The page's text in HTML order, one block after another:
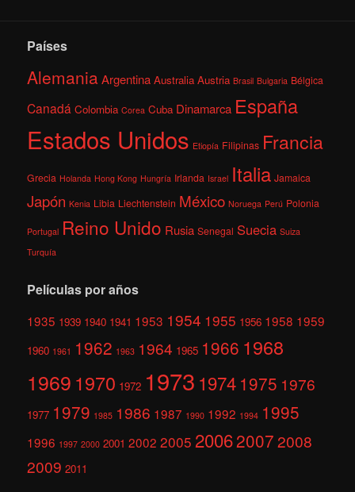
Países
AlemaniaArgentina Australia Austria Brasil Bulgaria Bélgica
Canadá Colombia Corea Cuba Dinamarca España
Estados Unidos Etiopía Filipinas Francia
Grecia Holanda Hong Kong Hungría Irlanda Israel Italia Jamaica
Japón Kenia Libia Liechtenstein México Noruega Perú Polonia
Portugal Reino Unido Rusia Senegal Suecia Suiza
Turquía
Películas por años
1935 1939 1940 1941 1953 1954 1955 1956 1958 1959
1960 1961 1962 1963 1964 1965 1966 1968
1969 1970 1972 1973 1974 1975 1976
1977 1979 1985 1986 1987 1990 1992 1994 1995
1996 1997 2000 2001 2002 2005 200620072008
2009 2011